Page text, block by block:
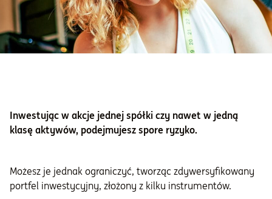
Inwestując w akcje jednej spółki czy nawet w jedną
klasę aktywów, podejmujesz spore ryzyko.
Możesz je jednak ograniczyć, tworząc zdywersyfikowany
portfel inwestycyjny, złożony z kilku instrumentów.